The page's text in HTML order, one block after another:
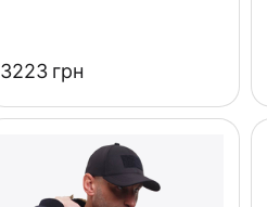
‍3223‍ грн